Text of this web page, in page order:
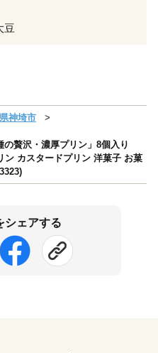
豆
神埼市
贅沢・濃厚プリン」8個入り
ン カスタードプリン 洋菓子 お菓
シェアする